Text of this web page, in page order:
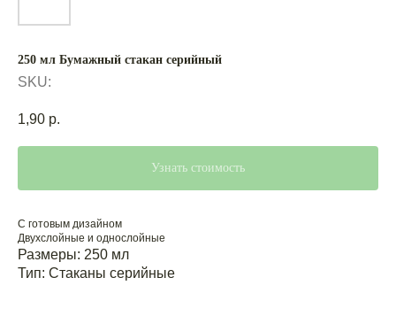
250 мл Бумажный стакан серийный
SKU:
1,90 р.
Узнать стоимость
С готовым дизайном
Двухслойные и однослойные
Размеры: 250 мл
Тип: Стаканы серийные